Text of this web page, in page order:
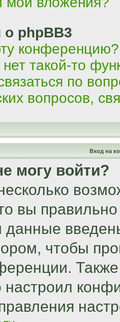
phpBB3
конференцию?
такой-то
по
вопросов,
Вход на
могу войти?
вы
данные
чтобы
настроил